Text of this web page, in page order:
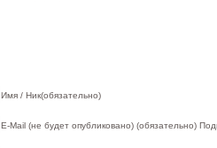
Имя / Ник(обязательно)
E-Mail (не будет опубликовано) (обязательно)